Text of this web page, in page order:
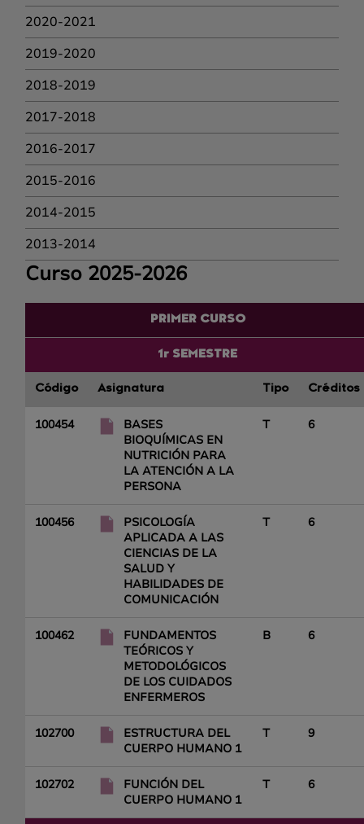
2020-2021
2019-2020
2018-2019
2017-2018
2016-2017
2015-2016
2014-2015
2013-2014
Curso 2025-2026
PRIMER CURSO
1r SEMESTRE
Código Asignatura Tipo Créditos
100454
BASES
BIOQUÍMICAS EN
NUTRICIÓN PARA
LA ATENCIÓN A LA
PERSONA
T 6
100456
PSICOLOGÍA
APLICADA A LAS
CIENCIAS DE LA
SALUD Y
HABILIDADES DE
COMUNICACIÓN
T 6
100462
FUNDAMENTOS
TEÓRICOS Y
METODOLÓGICOS
DE LOS CUIDADOS
ENFERMEROS
B 6
102700
ESTRUCTURA DEL
CUERPO HUMANO 1
T 9
102702
FUNCIÓN DEL
CUERPO HUMANO 1
T 6